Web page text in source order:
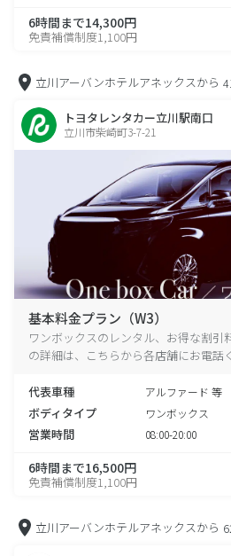
6時間まで14,300円
免責補償制度1,100円
立川アーバンホテルアネックスから
トヨタレンタカー立川駅南口
立川市柴崎町3-7-21
基本料金プラン（W3）
ワンボックスのレンタル、お得な割引
の詳細は、こちらから各店舗にお電話
代表車種 アルファード 等
ボディタイプ ワンボックス
営業時間 08:00-20:00
6時間まで16,500円
免責補償制度1,100円
立川アーバンホテルアネックスから